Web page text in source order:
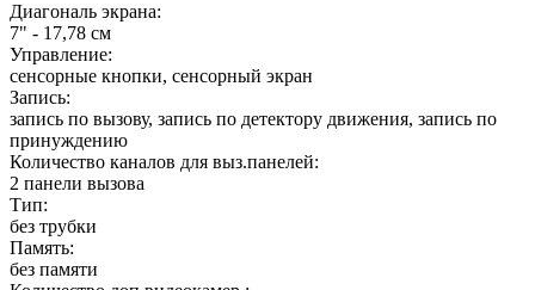
Диагональ экрана:
7" - 17,78 см
Управление:
сенсорные кнопки, сенсорный экран
Запись:
запись по вызову, запись по детектору движения, запись по
принуждению
Количество каналов для выз.панелей:
2 панели вызова
Тип:
без трубки
Память:
без памяти